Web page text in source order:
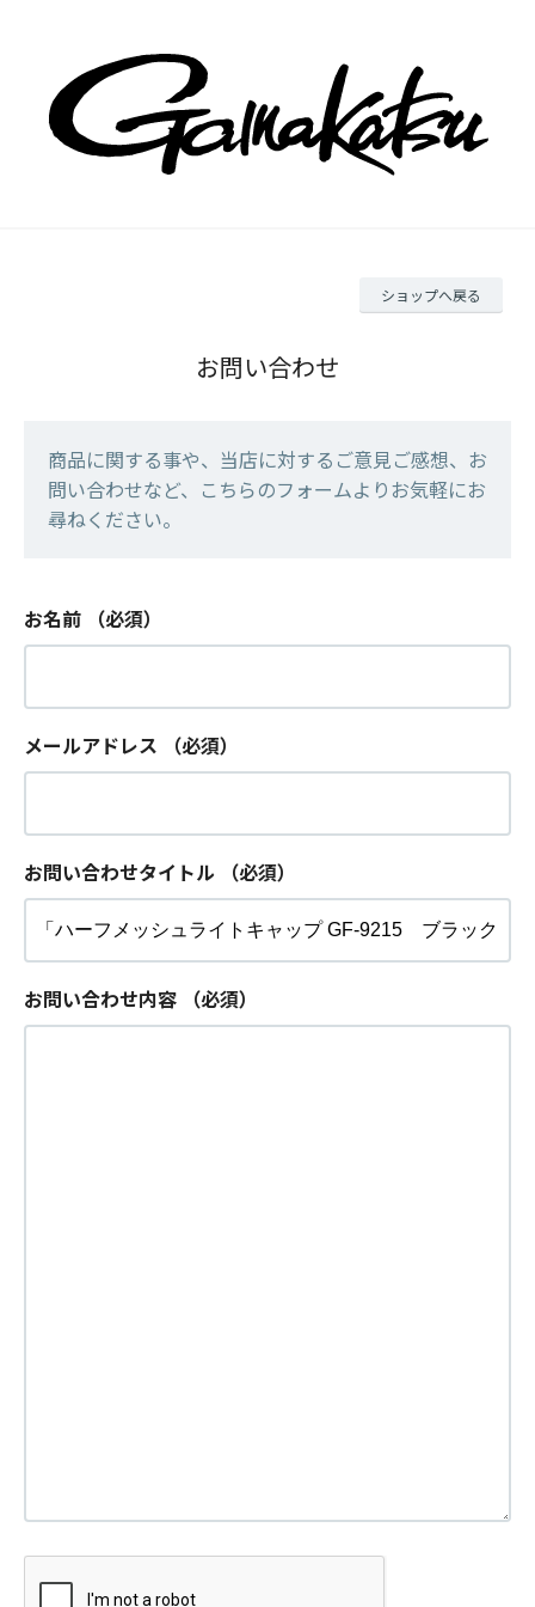
ショップへ戻る
お問い合わせ
商品に関する事や、当店に対するご意見ご感想、お
問い合わせなど、こちらのフォームよりお気軽にお
尋ねください。
お名前 （必須）
メールアドレス （必須）
お問い合わせタイトル （必須）
お問い合わせ内容 （必須）